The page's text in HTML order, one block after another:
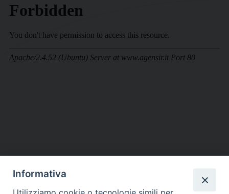
DIOCESI SUBURBICARIA DI ALBANO
Informativa